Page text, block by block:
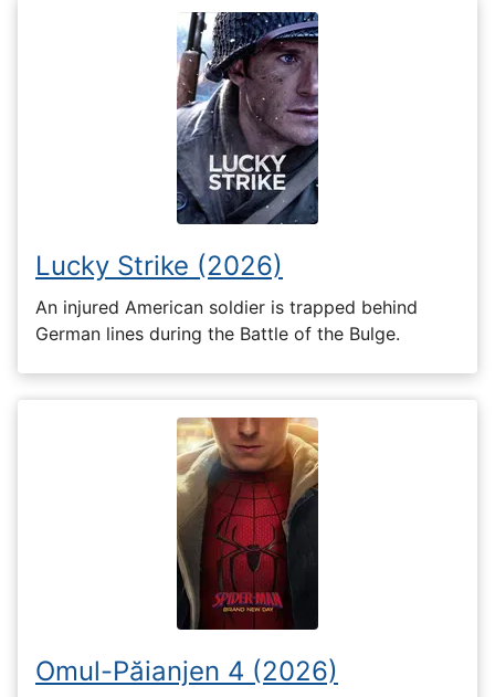
Lucky Strike (2026)
An injured American soldier is trapped behind
German lines during the Battle of the Bulge.
Omul-Păianjen 4 (2026)